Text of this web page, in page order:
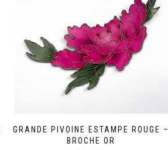
GRANDE PIVOINE ESTAMPE ROUGE –
BROCHE OR